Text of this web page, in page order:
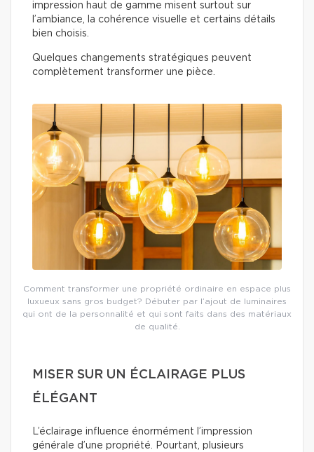
impression haut de gamme misent surtout sur
l’ambiance, la cohérence visuelle et certains détails
bien choisis.
Quelques changements stratégiques peuvent
complètement transformer une pièce.
Comment transformer une propriété ordinaire en espace plus
luxueux sans gros budget? Débuter par l’ajout de luminaires
qui ont de la personnalité et qui sont faits dans des matériaux
de qualité.
MISER SUR UN ÉCLAIRAGE PLUS
ÉLÉGANT
L’éclairage influence énormément l’impression
générale d’une propriété. Pourtant, plusieurs